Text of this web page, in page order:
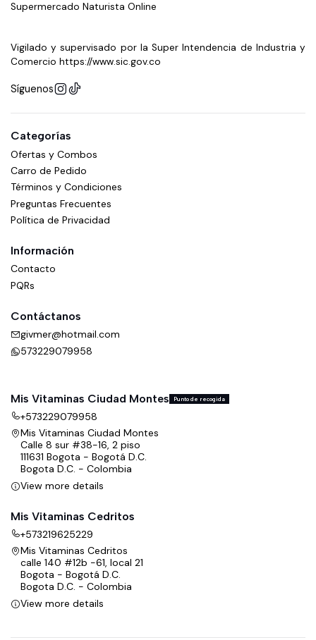
Supermercado Naturista Online
Vigilado y supervisado por la Super Intendencia de Industria y
Comercio https://www.sic.gov.co
Síguenos
Categorías
Ofertas y Combos
Carro de Pedido
Términos y Condiciones
Preguntas Frecuentes
Política de Privacidad
Información
Contacto
PQRs
Contáctanos
givmer@hotmail.com
573229079958
Mis Vitaminas Ciudad Montes Punto de recogida
+573229079958
Mis Vitaminas Ciudad Montes
Calle 8 sur #38-16, 2 piso
111631 Bogota - Bogotá D.C.
Bogota D.C. - Colombia
View more details
Mis Vitaminas Cedritos
+573219625229
Mis Vitaminas Cedritos
calle 140 #12b -61, local 21
Bogota - Bogotá D.C.
Bogota D.C. - Colombia
View more details